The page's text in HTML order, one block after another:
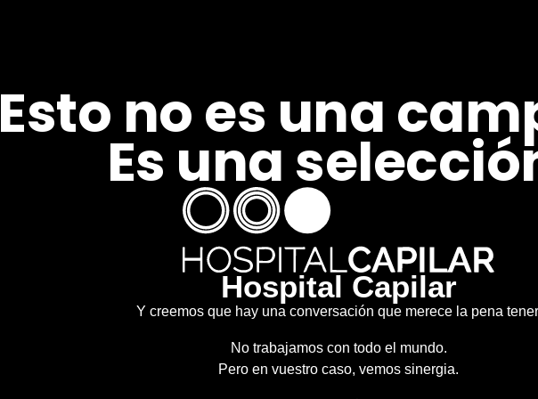
Esto no es una
Es una
Hospital Capilar
Y creemos que hay una conversación que merece la pena
No trabajamos con todo el mundo.
Pero en vuestro caso, vemos sinergia.